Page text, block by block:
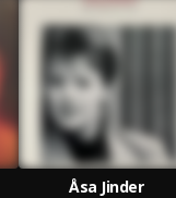
Åsa Jinder